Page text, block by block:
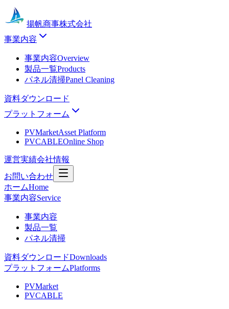
揚帆商事株式会社
事業内容
事業内容Overview
製品一覧Products
パネル清掃Panel Cleaning
資料ダウンロード
プラットフォーム
PVMarketAsset Platform
PVCABLEOnline Shop
運営実績会社情報
お問い合わせ
ホームHome
事業内容Service
事業内容
製品一覧
パネル清掃
資料ダウンロードDownloads
プラットフォームPlatforms
PVMarket
PVCABLE